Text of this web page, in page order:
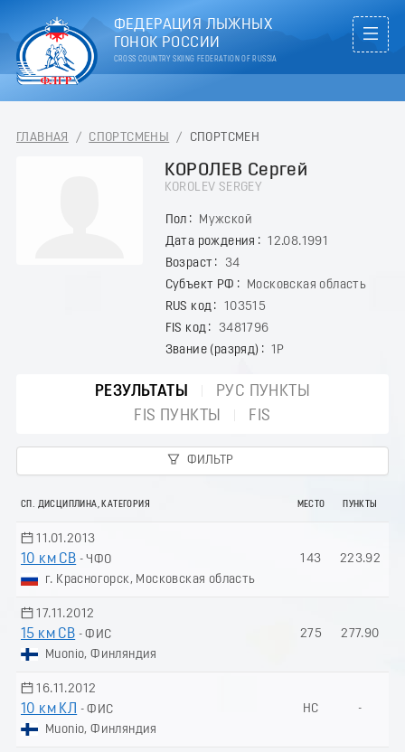
ФЕДЕРАЦИЯ ЛЫЖНЫХ
ГОНОК РОССИИ
CROSS COUNTRY SKIING FEDERATION OF RUSSIA
ГЛАВНАЯ / СПОРТСМЕНЫ / СПОРТСМЕН
КОРОЛЕВ Сергей
KOROLEV SERGEY
Пол
Мужской
Дата рождения
12.08.1991
Возраст
34
Субъект РФ
Московская область
RUS код
103515
FIS код
3481796
Звание (разряд)
1Р
РЕЗУЛЬТАТЫ
РУС ПУНКТЫ
FIS ПУНКТЫ
FIS
ФИЛЬТР
СП. ДИСЦИПЛИНА, КАТЕГОРИЯ МЕСТО ПУНКТЫ
11.01.2013
10 км СВ - ЧФО
г. Красногорск, Московская область
143 223.92
17.11.2012
15 км СВ - ФИС
Muonio, Финляндия
275 277.90
16.11.2012
10 км КЛ
- ФИС
Muonio, Финляндия
НС -